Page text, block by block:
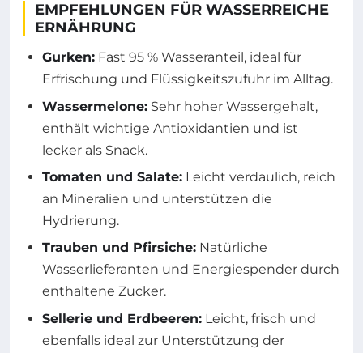
EMPFEHLUNGEN FÜR WASSERREICHE
ERNÄHRUNG
Gurken: Fast 95 % Wasseranteil, ideal für
Erfrischung und Flüssigkeitszufuhr im Alltag.
Wassermelone: Sehr hoher Wassergehalt,
enthält wichtige Antioxidantien und ist
lecker als Snack.
Tomaten und Salate: Leicht verdaulich, reich
an Mineralien und unterstützen die
Hydrierung.
Trauben und Pfirsiche: Natürliche
Wasserlieferanten und Energiespender durch
enthaltene Zucker.
Sellerie und Erdbeeren: Leicht, frisch und
ebenfalls ideal zur Unterstützung der